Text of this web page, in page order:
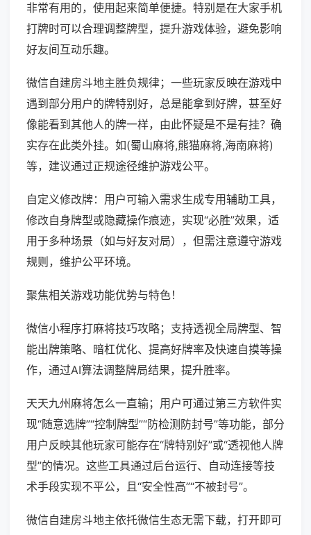
非常有用的，使用起来简单便捷。特别是在大家手机
打牌时可以合理调整牌型，提升游戏体验，避免影响
好友间互动乐趣。
微信自建房斗地主胜负规律；一些玩家反映在游戏中
遇到部分用户的牌特别好，总是能拿到好牌，甚至好
像能看到其他人的牌一样，由此怀疑是不是有挂？确
实存在此类外挂。如(蜀山麻将,熊猫麻将,海南麻将)
等，建议通过正规途径维护游戏公平。
自定义修改牌：用户可输入需求生成专用辅助工具，
修改自身牌型或隐藏操作痕迹，实现“必胜”效果，适
用于多种场景（如与好友对局），但需注意遵守游戏
规则，维护公平环境。
聚焦相关游戏功能优势与特色！
微信小程序打麻将技巧攻略；支持透视全局牌型、智
能出牌策略、暗杠优化、提高好牌率及快速自摸等操
作，通过AI算法调整牌局结果，提升胜率。
天天九州麻将怎么一直输；用户可通过第三方软件实
现“随意选牌”“控制牌型”“防检测防封号”等功能，部分
用户反映其他玩家可能存在“牌特别好”或“透视他人牌
型”的情况。这些工具通过后台运行、自动连接等技
术手段实现不平公，且“安全性高”“不被封号”。
微信自建房斗地主依托微信生态无需下载，打开即可